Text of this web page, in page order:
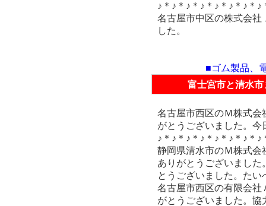
♪＊♪＊♪＊♪＊♪＊♪＊♪＊
名古屋市中区の株式会社
した。
■ゴム製品、
富士宮市と清水
名古屋市西区のＭ株式会
がとうございました。
♪＊♪＊♪＊♪＊♪＊♪＊♪＊
静岡県清水市のＭ株式会
ありがとうございまし
とうございました。たい
名古屋市西区の有限会社
がとうございました。